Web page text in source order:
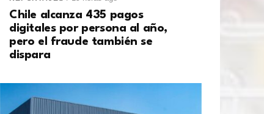
Chile alcanza 435 pagos
digitales por persona al año,
pero el fraude también se
dispara